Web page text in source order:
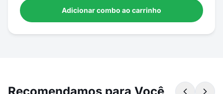
Adicionar combo ao carrinho